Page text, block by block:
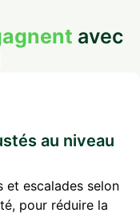
avec
au niveau
et escalades selon
pour réduire la